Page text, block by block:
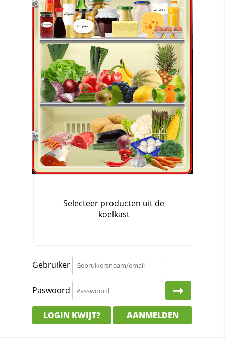
Gebruiker
Paswoord
LOGIN KWIJT? AANMELDEN